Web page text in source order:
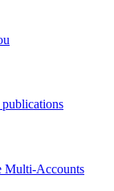
Multi-Accounts